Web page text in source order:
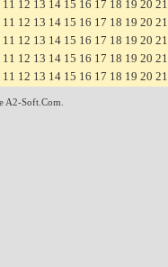
11 12 13 14 15 16 17 18 19 20 21
11 12 13 14 15 16 17 18 19 20 21
11 12 13 14 15 16 17 18 19 20 21
11 12 13 14 15 16 17 18 19 20 21
11 12 13 14 15 16 17 18 19 20 21
A2-Soft.Com.